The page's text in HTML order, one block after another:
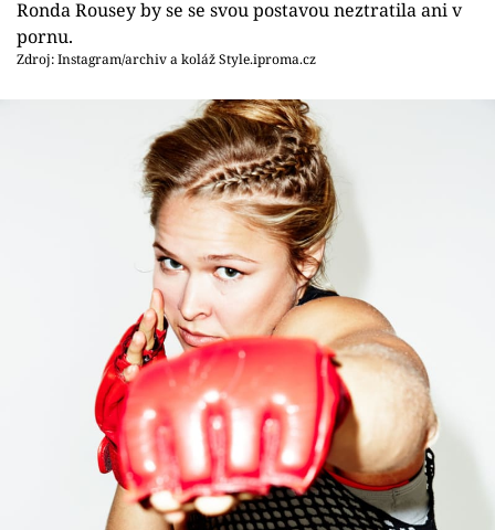
Ronda Rousey by se se svou postavou neztratila ani v
pornu.
Zdroj: Instagram/archiv a koláž Style.iproma.cz